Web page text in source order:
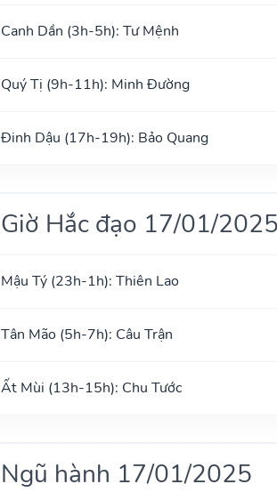
Canh Dần (3h-5h): Tư Mệnh
Quý Tị (9h-11h): Minh Đường
Đinh Dậu (17h-19h): Bảo Quang
Giờ Hắc đạo 17/01/2025
Mậu Tý (23h-1h): Thiên Lao
Tân Mão (5h-7h): Câu Trận
Ất Mùi (13h-15h): Chu Tước
Ngũ hành 17/01/2025